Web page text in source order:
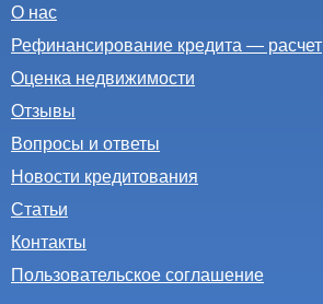
О нас
Рефинансирование кредита — расчет
Оценка недвижимости
Отзывы
Вопросы и ответы
Новости кредитования
Статьи
Контакты
Пользовательское соглашение